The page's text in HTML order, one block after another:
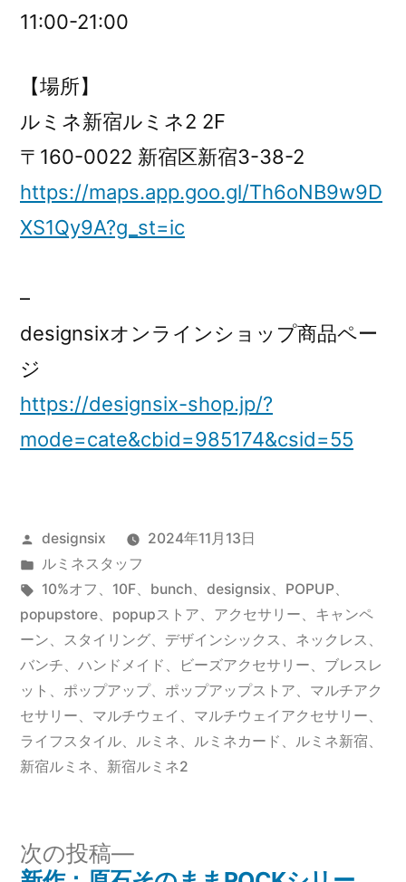
11:00-21:00
【場所】
ルミネ新宿ルミネ2 2F
〒160-0022 新宿区新宿3-38-2
https://maps.app.goo.gl/Th6oNB9w9D
XS1Qy9A?g_st=ic
–
designsixオンラインショップ商品ペー
ジ
https://designsix-shop.jp/?
mode=cate&cbid=985174&csid=55
投
稿
者:
designsix
2024年11月13日
カ
テ
ゴ
リ
ー:
ルミネスタッフ
タ
グ:
10%オフ 、 10F、 bunch、 designsix、 POPUP、
popupstore、 popupストア、 アクセサリー、 キャンペ
ーン、 スタイリング、 デザインシックス 、 ネックレス 、
バンチ、 ハンドメイド 、 ビーズアクセサリー、 ブレスレ
ット 、 ポップアップ、 ポップアップストア、 マルチアク
セサリー、 マルチウェイ 、 マルチウェイアクセサリー、
ライフスタイル、 ルミネ、 ルミネカード 、 ルミネ新宿、
新宿ルミネ、 新宿ルミネ2
次の投稿
次